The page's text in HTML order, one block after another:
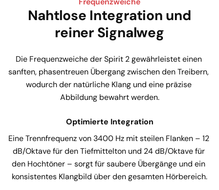
Nahtlose Integration und
reiner Signalweg
Die Frequenzweiche der Spirit 2 gewährleistet einen
sanften, phasentreuen Übergang zwischen den Treibern,
wodurch der natürliche Klang und eine präzise
Abbildung bewahrt werden.
Optimierte Integration
Eine Trennfrequenz von 3400 Hz mit steilen Flanken – 12
dB/Oktave für den Tiefmittelton und 24 dB/Oktave für
den Hochtöner – sorgt für saubere Übergänge und ein
konsistentes Klangbild über den gesamten Hörbereich.